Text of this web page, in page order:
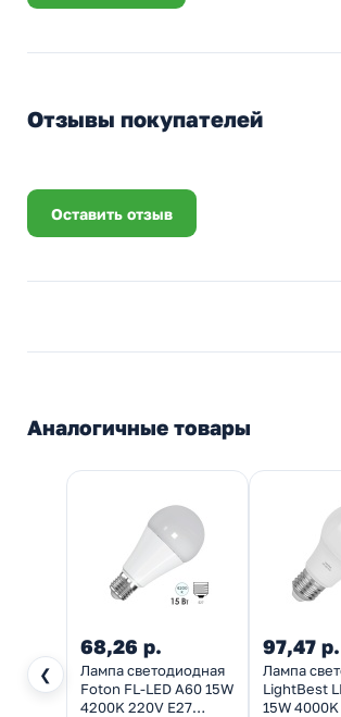
Отзывы покупателей
Оставить отзыв
Аналогичные товары
❮
68,26 р.
Лампа светодиодная
Foton FL-LED A60 15W
4200K 220V E27
97,47 р.
Лампа
LightBest
15W 4000K